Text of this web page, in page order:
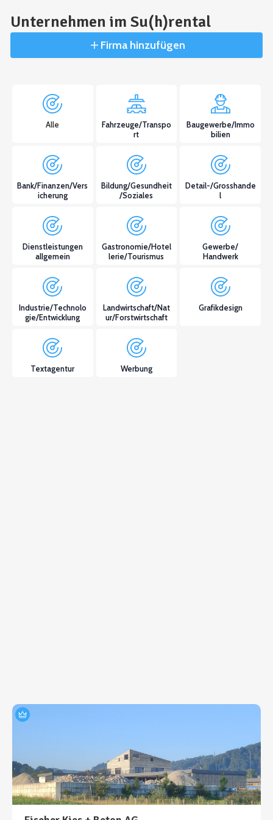
Unternehmen im Su(h)rental
Firma hinzufügen
Alle
Fahrzeuge/Transpo
rt
Baugewerbe/Immo
bilien
Bank/Finanzen/Vers
icherung
Bildung/Gesundheit
/Soziales
Detail-/Grosshande
l
Dienstleistungen
allgemein
Gastronomie/Hotel
lerie/Tourismus
Gewerbe/
Handwerk
Industrie/Technolo
gie/Entwicklung
Landwirtschaft/Nat
ur/Forstwirtschaft
Grafikdesign
Textagentur Werbung